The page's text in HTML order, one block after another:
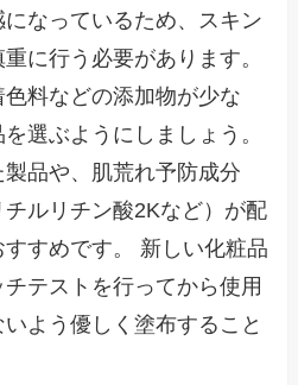
なっているため、スキン
に行う必要があります。
料などの添加物が少な
選ぶようにしましょう。
品や、肌荒れ予防成分
チルリチン酸2Kなど）が配
すめです。 新しい化粧品
テストを行ってから使用
よう優しく塗布すること